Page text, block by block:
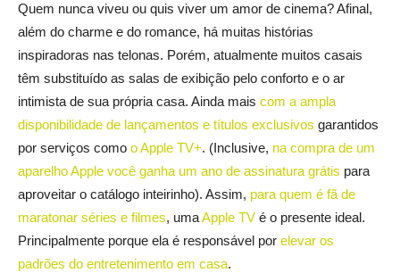
Quem nunca viveu ou quis viver um amor de cinema? Afinal,
além do charme e do romance, há muitas histórias
inspiradoras nas telonas. Porém, atualmente muitos casais
têm substituído as salas de exibição pelo conforto e o ar
intimista de sua própria casa. Ainda mais com a ampla
disponibilidade de lançamentos e títulos exclusivos garantidos
por serviços como o Apple TV+. (Inclusive, na compra de um
aparelho Apple você ganha um ano de assinatura grátis para
aproveitar o catálogo inteirinho). Assim, para quem é fã de
maratonar séries e filmes, umaApple TV é o presente ideal.
Principalmente porque ela é responsável por elevar os
padrões do entretenimento em casa.